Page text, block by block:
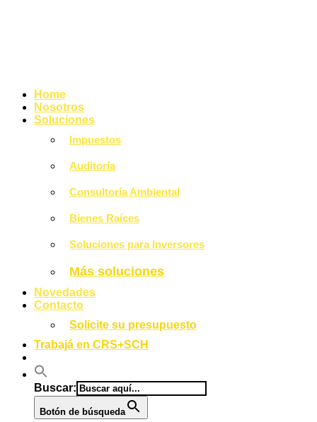
Home
Nosotros
Soluciones
Impuestos
Auditoría
Consultoría Ambiental
Bienes Raíces
Soluciones para Inversores
Más soluciones
Novedades
Contacto
Solicite su presupuesto
Trabajá en CRS+SCH
Buscar:
Botón de búsqueda